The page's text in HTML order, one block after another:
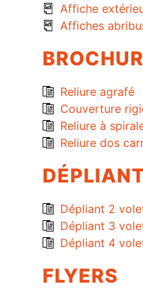
Affiche
Affiches
Reliure agrafé
Couverture
Reliure à
Reliure dos
Dépliant 2
Dépliant 3
Dépliant 4
FLYERS